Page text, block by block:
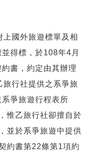
國外旅遊標單及相
得標，於108年4月
書，約定由其辦理
行社提供之系爭旅
爭旅遊行程表所
惟乙旅行社卻擅自於
並於系爭旅遊中提供
約書第22條第1項約